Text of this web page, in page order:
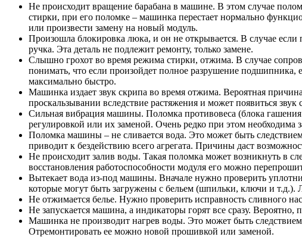
Не происходит вращение барабана в машине. В этом случае
стирки, при его поломке – машинка перестает нормально
или произвести замену на новый модуль.
Произошла блокировка люка, и он не открывается. В случае если
ручка. Эта деталь не подлежит ремонту, только замене.
Слышно грохот во время режима стирки, отжима. В случае
понимать, что если произойдет полное разрушение
максимально быстро.
Машинка издает звук скрипа во время отжима. Вероятная
проскальзывании вследствие растяжения и может появиться
Сильная вибрация машины. Поломка противовеса (блока
регулировкой или их заменой. Очень редко при этом необходима
Поломка машины – не сливается вода. Это может быть
приводит к бездействию всего агрегата. Причины даст
Не происходит залив воды. Такая поломка может возникнуть в
восстановления работоспособности модуля его можно
Вытекает вода из-под машины. Вначале нужно проверить
которые могут быть загружены с бельем (шпильки, ключи и
Не отжимается белье. Нужно проверить исправность сливного
Не запускается машина, а индикаторы горят все сразу.
Машинка не производит нагрев воды. Это может быть
Отремонтировать ее можно новой прошивкой или заменой.